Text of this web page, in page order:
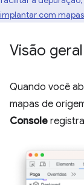
implantar com
Visão geral
Quando você
mapas de
Console